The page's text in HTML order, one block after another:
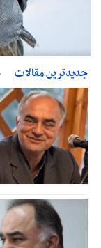
حمایت از
وارد شود
جدیدترین مقالات